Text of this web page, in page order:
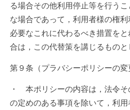
る場合その他利用停止等を行う
な場合であって，利用者様の権
必要なこれに代わるべき措置をと
合は，この代替策を講じるものと
第９条（プラバシーポリシーの変
・ 本ポリシーの内容は，法令
の定めのある事項を除いて，利用